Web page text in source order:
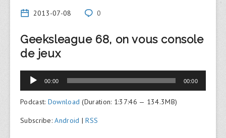
2013-07-08 0
Geeksleague 68, on vous console
de jeux
Lecteur
audio
00:00 00:00
Podcast: Download (Duration: 1:37:46 — 134.3MB)
Subscribe:Android |RSS